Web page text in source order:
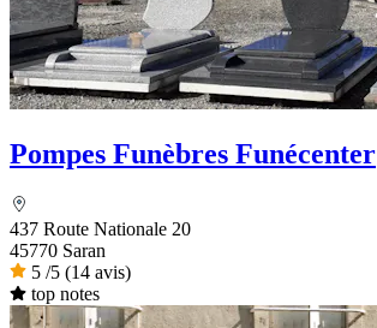
Pompes Funèbres Funécenter
437 Route Nationale 20
45770 Saran
5 /5 (14 avis)
top notes